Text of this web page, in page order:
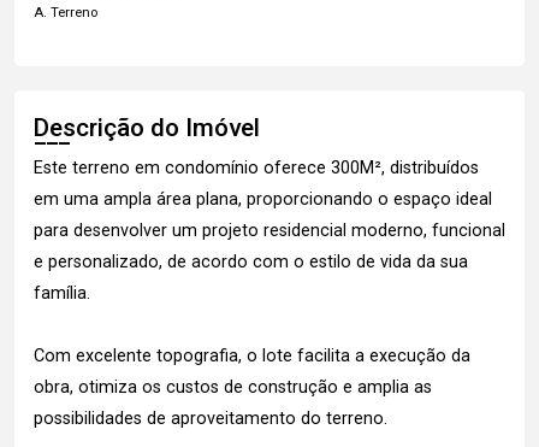
A. Terreno
Descrição do Imóvel
Este terreno em condomínio oferece 300M², distribuídos
em uma ampla área plana, proporcionando o espaço ideal
para desenvolver um projeto residencial moderno, funcional
e personalizado, de acordo com o estilo de vida da sua
família.
Com excelente topografia, o lote facilita a execução da
obra, otimiza os custos de construção e amplia as
possibilidades de aproveitamento do terreno.